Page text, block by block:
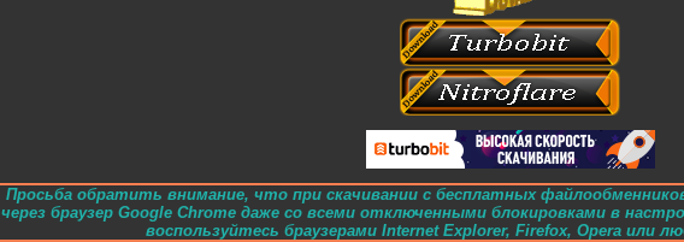
Просьба обратить внимание, что при скачивании с бесплатных
через браузер Google Chrome даже со всеми отключенными блокировками в
воспользуйтесь браузерами Internet Explorer, Firefox, Opera или